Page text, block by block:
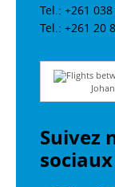
Tel.: +261
Tel.: +261 20
Flights
Suivez
sociaux